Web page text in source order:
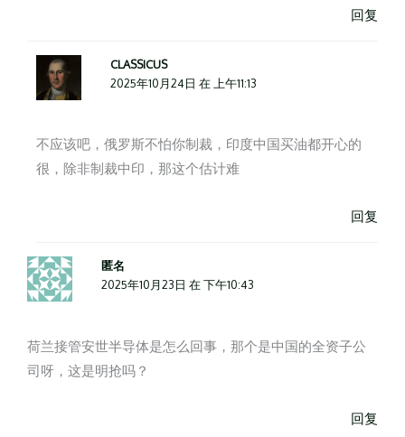
回复
CLASSICUS
2025年10月24日 在 上午11:13
不应该吧，俄罗斯不怕你制裁，印度中国买油都开心的
很，除非制裁中印，那这个估计难
回复
匿名
2025年10月23日 在 下午10:43
荷兰接管安世半导体是怎么回事，那个是中国的全资子公
司呀，这是明抢吗？
回复